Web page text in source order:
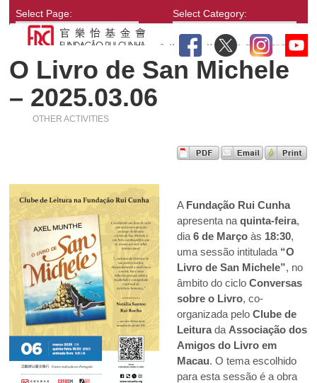
Select Page: Select Category:
O Livro de San Michele
– 2025.03.06
OTHER ACTIVITIES
A Fundação Rui Cunha
apresenta na quinta-feira,
dia 6 de Marçoàs 18:30,
uma sessão intitulada “O
Livro de San Michele”, no
âmbito do ciclo Conversas
sobre o Livro, co-
organizada pelo Clube de
Leiturada Associação dos
Amigos do Livro em
Macau. O tema escolhido
para esta sessão é a obra